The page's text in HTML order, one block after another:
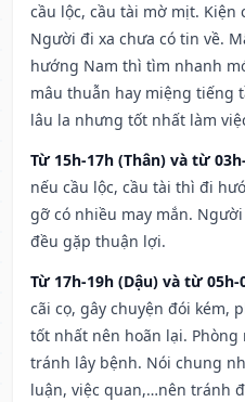
cầu lộc, cầu tài mờ mịt. Kiện
Người đi xa chưa có tin về.
hướng Nam thì tìm nhanh
mâu thuẫn hay miệng tiếng
lâu la nhưng tốt nhất làm
Từ 15h-17h (Thân) và từ
nếu cầu lộc, cầu tài thì đi
gỡ có nhiều may mắn.
đều gặp thuận lợi.
Từ 17h-19h (Dậu) và từ 05h-
cãi cọ, gây chuyện đói kém,
tốt nhất nên hoãn lại.
tránh lây bệnh. Nói chung
luận, việc quan,…nên tránh